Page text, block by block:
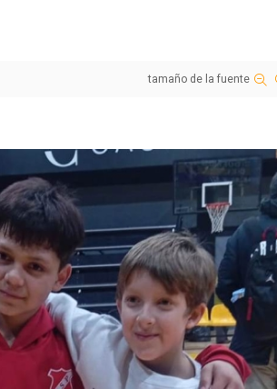
tamaño de la fuente